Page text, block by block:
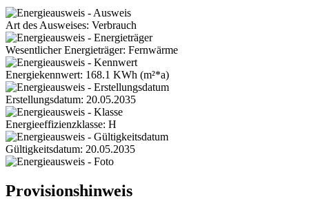
Art des Ausweises: Verbrauch
Wesentlicher Energieträger: Fernwärme
Energiekennwert: 168.1 KWh (m²*a)
Erstellungsdatum: 20.05.2035
Energieeffizienzklasse: H
Gültigkeitsdatum: 20.05.2035
Provisionshinweis